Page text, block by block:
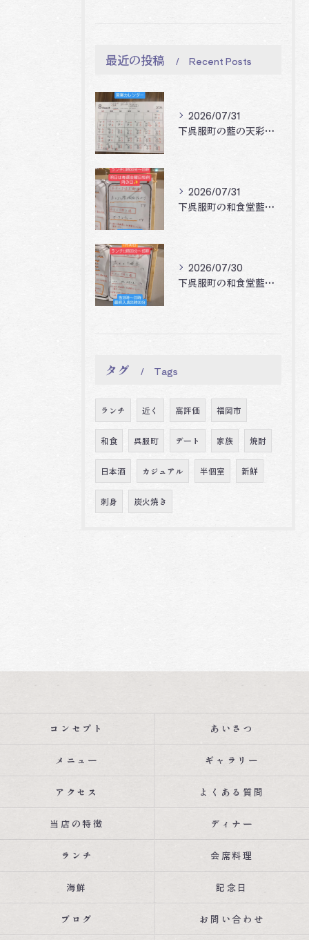
最近の投稿 Recent Posts
2026/07/31
下呉服町の藍の天彩です。
2026/07/31
下呉服町の和食堂藍の天彩です。
2026/07/30
下呉服町の和食堂藍の天彩です。
タグ Tags
ランチ 近く 高評価 福岡市
和食 呉服町 デート 家族 焼酎
日本酒 カジュアル 半個室 新鮮
刺身 炭火焼き
コンセプト あいさつ
メニュー ギャラリー
アクセス よくある質問
当店の特徴 ディナー
ランチ 会席料理
海鮮 記念日
ブログ お問い合わせ